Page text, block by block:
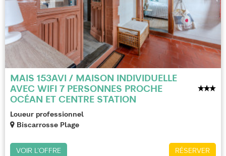
MAIS 153AVI / MAISON INDIVIDUELLE
AVEC WIFI 7 PERSONNES PROCHE
OCÉAN ET CENTRE STATION
Loueur professionnel
Biscarrosse Plage
RÉSERVER
VOIR L'OFFRE